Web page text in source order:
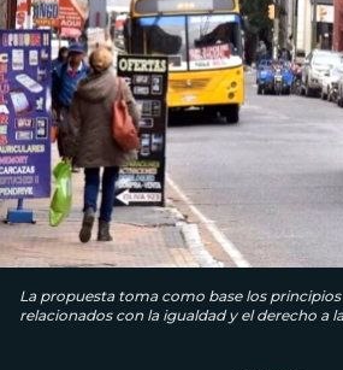
La propuesta toma como base los
relacionados con la igualdad y el derecho a